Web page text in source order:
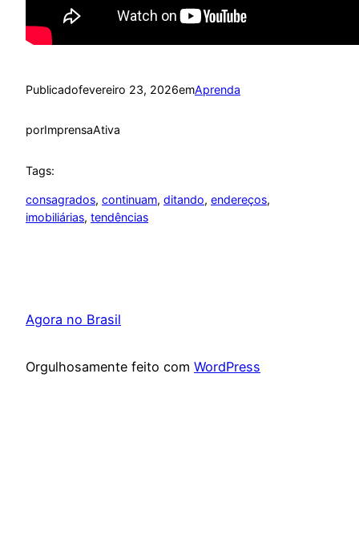
Publicadofevereiro 23, 2026emAprenda
porImprensaAtiva
Tags:
consagrados, continuam, ditando, endereços
imobiliárias, tendências
Agora no Brasil
Orgulhosamente feito com WordPress